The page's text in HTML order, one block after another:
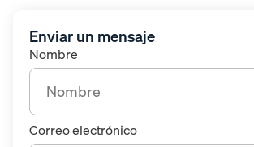
Enviar un mensaje
Nombre
Correo electrónico